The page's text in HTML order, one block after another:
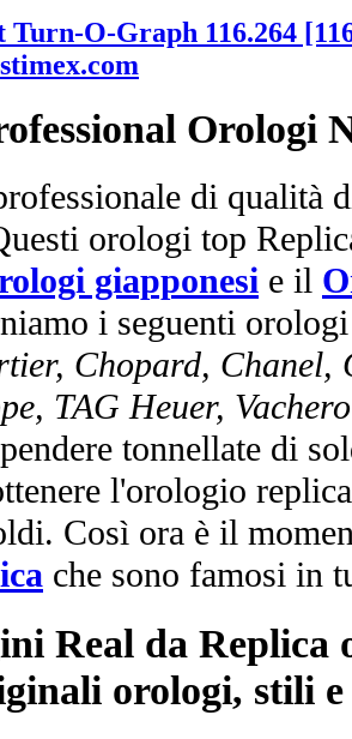
Turn-O-Graph 116.264
Orologi
di qualità
orologi top
giapponesi e il
i seguenti
Chopard, Chanel,
TAG Heuer,
tonnellate di
l'orologio
Così ora è il
che sono famosi in
Real da Replica
orologi, stili